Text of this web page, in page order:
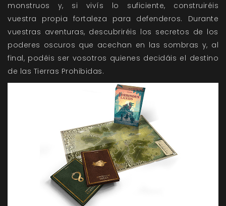
monstruos y, si vivís lo suficiente, construiréis
vuestra propia fortaleza para defenderos. Durante
vuestras aventuras, descubriréis los secretos de los
poderes oscuros que acechan en las sombras y, al
final, podéis ser vosotros quienes decidáis el destino
de las Tierras Prohibidas.